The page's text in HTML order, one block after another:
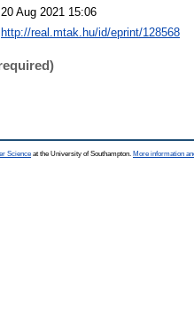
20 Aug 2021 15:06
http://real.mtak.hu/id/eprint/128568
Science at the University of Southampton. More information